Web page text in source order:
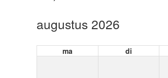
augustus 2026
ma di